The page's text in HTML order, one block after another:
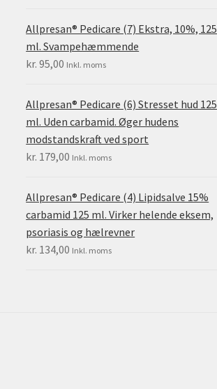
Allpresan® Pedicare (7) Ekstra, 10%, 125
ml. Svampehæmmende
kr. 95,00 Inkl. moms
Allpresan® Pedicare (6) Stresset hud 125
ml. Uden carbamid. Øger hudens
modstandskraft ved sport
kr. 179,00 Inkl. moms
Allpresan® Pedicare (4) Lipidsalve 15%
carbamid 125 ml. Virker helende eksem,
psoriasis og hælrevner
kr. 134,00 Inkl. moms